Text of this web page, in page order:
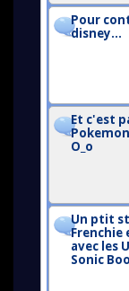
Pour
disney...
Et c'est
O_o
Un ptit
Frenchie
avec les
Sonic